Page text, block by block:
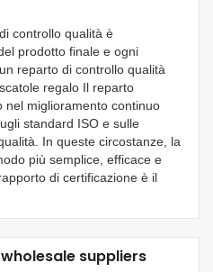
controllo qualità è
prodotto finale e ogni
reparto di controllo qualità
regalo Il reparto
nel miglioramento continuo
standard ISO e sulle
In queste circostanze, la
più semplice, efficace e
di certificazione è il
suppliers